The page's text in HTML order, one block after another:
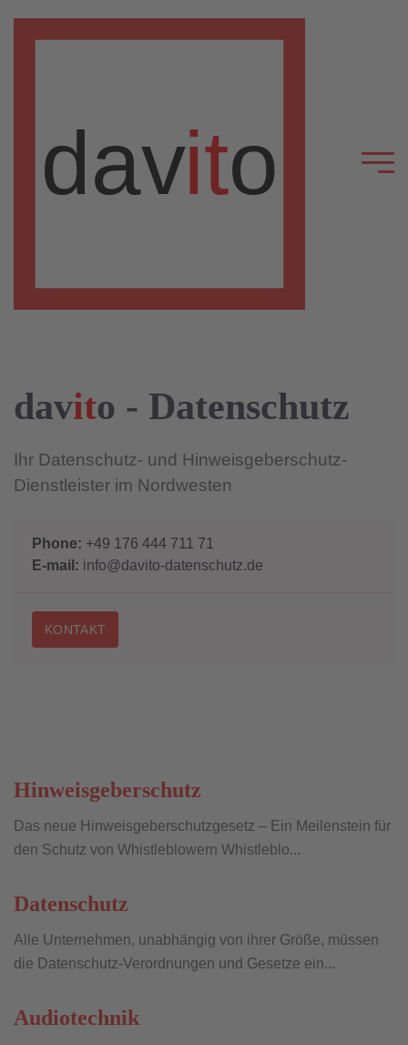
davito - Datenschutz
Ihr Datenschutz- und Hinweisgeberschutz-
Dienstleister im Nordwesten
Phone: +49 176 444 711 71
E-mail: info@davito-datenschutz.de
KONTAKT
Hinweisgeberschutz
Das neue Hinweisgeberschutzgesetz – Ein Meilenstein für
den Schutz von Whistleblowern Whistleblo...
Datenschutz
Alle Unternehmen, unabhängig von ihrer Größe, müssen
die Datenschutz-Verordnungen und Gesetze ein...
Audiotechnik